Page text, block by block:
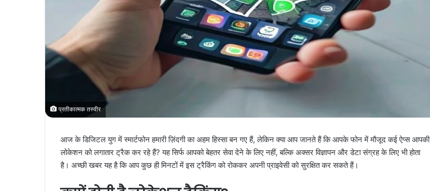
प्रतीकात्मक तस्वीर
आज के डिजिटल युग में स्मार्टफोन हमारी ज़िंदगी का अहम हिस्सा बन गए हैं, लेकिन क्या आप जानते हैं कि आपके फोन में मौजूद कई ऐप्स आपकी
लोकेशन को लगातार ट्रैक कर रहे हैं? यह सिर्फ आपको बेहतर सेवा देने के लिए नहीं, बल्कि अक्सर विज्ञापन और डेटा संग्रह के लिए भी होता
है। अच्छी खबर यह है कि आप कुछ ही मिनटों में इस ट्रैकिंग को रोककर अपनी प्राइवेसी को सुरक्षित कर सकते हैं।